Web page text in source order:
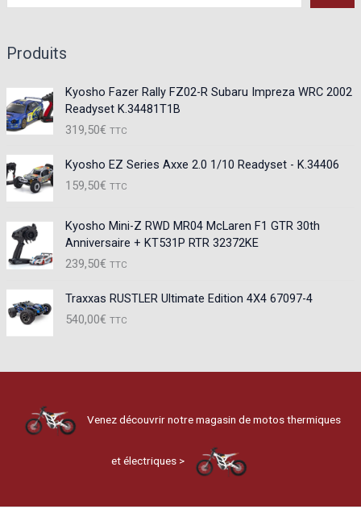
Produits
Kyosho Fazer Rally FZ02-R Subaru Impreza WRC 2002
Readyset K.34481T1B
319,50€ TTC
Kyosho EZ Series Axxe 2.0 1/10 Readyset - K.34406
159,50€ TTC
Kyosho Mini-Z RWD MR04 McLaren F1 GTR 30th
Anniversaire + KT531P RTR 32372KE
239,50€ TTC
Traxxas RUSTLER Ultimate Edition 4X4 67097-4
540,00€ TTC
Venez découvrir notre magasin de motos thermiques
et électriques >